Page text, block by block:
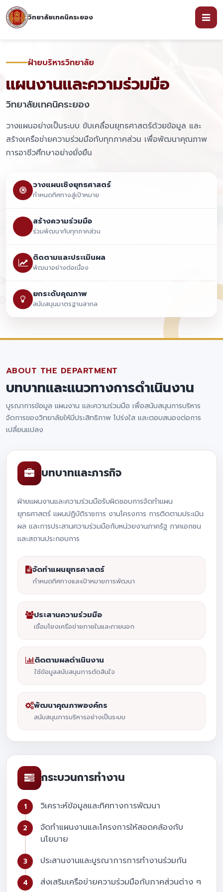
วิทยาลัยเทคนิคระยอง
ฝ่ายบริหารวิทยาลัย
แผนงานและความร่วมมือ
วิทยาลัยเทคนิคระยอง
วางแผนอย่างเป็นระบบ ขับเคลื่อนยุทธศาสตร์ด้วยข้อมูล และ
สร้างเครือข่ายความร่วมมือกับทุกภาคส่วน เพื่อพัฒนาคุณภาพ
การอาชีวศึกษาอย่างยั่งยืน
วางแผนเชิงยุทธศาสตร์
กำหนดทิศทางสู่เป้าหมาย
สร้างความร่วมมือ
ร่วมพัฒนากับทุกภาคส่วน
ติดตามและประเมินผล
พัฒนาอย่างต่อเนื่อง
ยกระดับคุณภาพ
สนับสนุนมาตรฐานสากล
ABOUT THE DEPARTMENT
บทบาทและแนวทางการดำเนินงาน
บูรณาการข้อมูล แผนงาน และความร่วมมือ เพื่อสนับสนุนการบริหาร
จัดการของวิทยาลัยให้มีประสิทธิภาพ โปร่งใส และตอบสนองต่อการ
เปลี่ยนแปลง
บทบาทและภารกิจ
ฝ่ายแผนงานและความร่วมมือรับผิดชอบการจัดทำแผน
ยุทธศาสตร์ แผนปฏิบัติราชการ งานโครงการ การติดตามประเมิน
ผล และการประสานความร่วมมือกับหน่วยงานภาครัฐ ภาคเอกชน
และสถานประกอบการ
จัดทำแผนยุทธศาสตร์
กำหนดทิศทางและเป้าหมายการพัฒนา
ประสานความร่วมมือ
เชื่อมโยงเครือข่ายภายในและภายนอก
ติดตามผลดำเนินงาน
ใช้ข้อมูลสนับสนุนการตัดสินใจ
พัฒนาคุณภาพองค์กร
สนับสนุนการบริหารอย่างเป็นระบบ
กระบวนการทำงาน
วิเคราะห์ข้อมูลและทิศทางการพัฒนา
จัดทำแผนงานและโครงการให้สอดคล้องกับ
นโยบาย
ประสานงานและบูรณาการการทำงานร่วมกัน
ส่งเสริมเครือข่ายความร่วมมือกับภาคส่วนต่าง ๆ